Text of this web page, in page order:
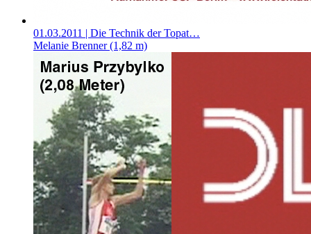
01.03.2011 | Die Technik der Topat…
Melanie Brenner (1,82 m)